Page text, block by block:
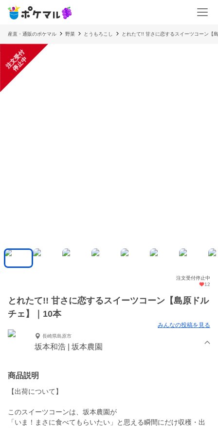
産直・通販のポケマル 野菜 とうもろこし とれたて!! 甘さに恋するスイーツコーン【
注
文
受
付
停
止
中
注文受付停止中
12
とれたて!! 甘さに恋するスイーツコーン【島原ドル
チェ】｜10本
みんなの投稿を見る
長崎県島原市
坂本和浩 | 坂本農園
商品説明
【出荷について】
このスイーツコーンは、坂本農園が
「いま！まさに食べてもらいたい」と思える瞬間にだけ収穫・出